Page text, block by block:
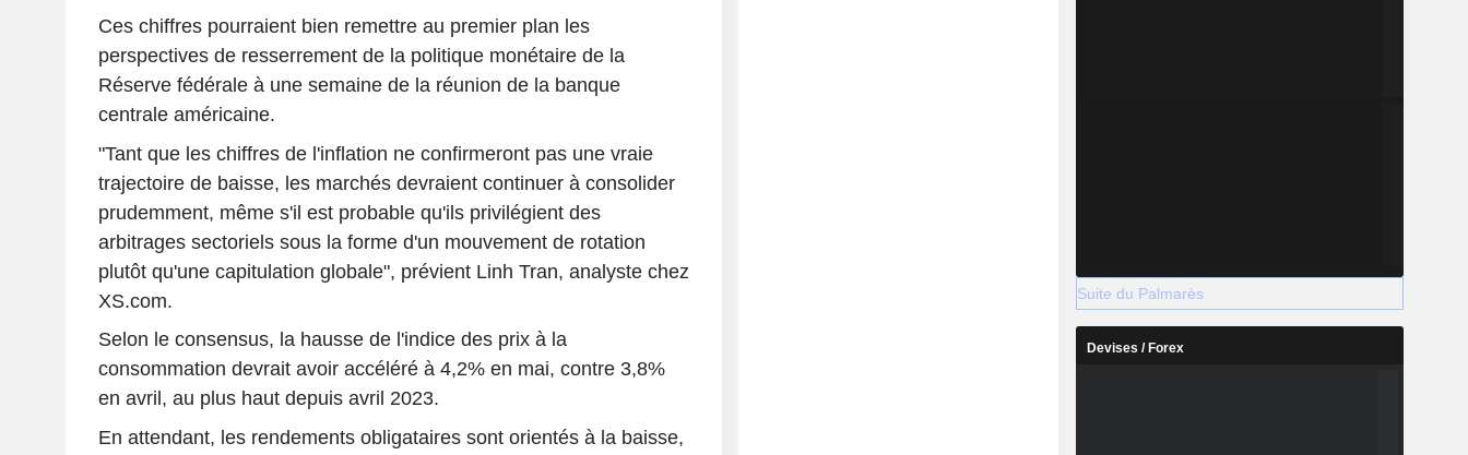
Ces chiffres pourraient bien remettre au premier plan les
perspectives de resserrement de la politique monétaire de la
Réserve fédérale à une semaine de la réunion de la banque
centrale américaine.
"Tant que les chiffres de l'inflation ne confirmeront pas une vraie
trajectoire de baisse, les marchés devraient continuer à consolider
prudemment, même s'il est probable qu'ils privilégient des
arbitrages sectoriels sous la forme d'un mouvement de rotation
plutôt qu'une capitulation globale", prévient Linh Tran, analyste chez
XS.com.
Selon le consensus, la hausse de l'indice des prix à la
consommation devrait avoir accéléré à 4,2% en mai, contre 3,8%
en avril, au plus haut depuis avril 2023.
En attendant, les rendements obligataires sont orientés à la baisse,
Suite du Palmarès
Devises / Forex